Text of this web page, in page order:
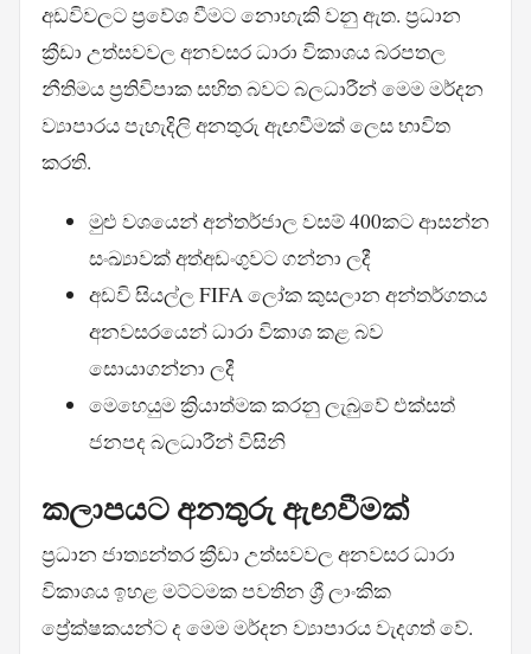
අඩවිවලට ප්‍රවේශ වීමට නොහැකි වනු ඇත. ප්‍රධාන
ක්‍රීඩා උත්සවවල අනවසර ධාරා විකාශය බරපතල
නීතිමය ප්‍රතිවිපාක සහිත බවට බලධාරීන් මෙම මර්දන
ව්‍යාපාරය පැහැදිලි අනතුරු ඇඟවීමක් ලෙස භාවිත
කරති.
මුළු වශයෙන් අන්තර්ජාල වසම් 400කට ආසන්න
සංඛ්‍යාවක් අත්අඩංගුවට ගන්නා ලදී
අඩවි සියල්ල FIFA ලෝක කුසලාන අන්තර්ගතය
අනවසරයෙන් ධාරා විකාශ කළ බව
සොයාගන්නා ලදී
මෙහෙයුම ක්‍රියාත්මක කරනු ලැබුවේ එක්සත්
ජනපද බලධාරීන් විසිනි
කලාපයට අනතුරු ඇඟවීමක්
ප්‍රධාන ජාත්‍යන්තර ක්‍රීඩා උත්සවවල අනවසර ධාරා
විකාශය ඉහළ මට්ටමක පවතින ශ්‍රී ලාංකික
ප්‍රේක්ෂකයන්ට ද මෙම මර්දන ව්‍යාපාරය වැදගත් වේ.